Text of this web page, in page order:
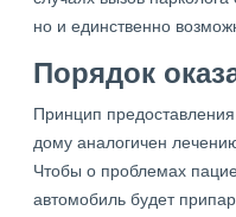
но и единственно
Порядок
Принцип
дому аналогичен
Чтобы о проблемах
автомобиль будет